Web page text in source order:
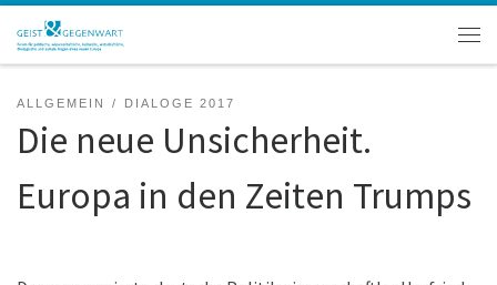
Zum Inhalt springen
ALLGEMEIN DIALOGE 2017
Die neue Unsicherheit.
Europa in den Zeiten Trumps